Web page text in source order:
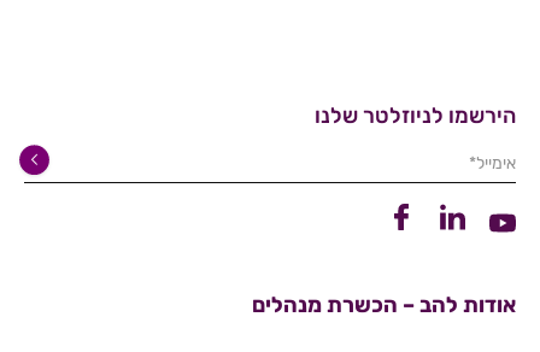
הירשמו לניוזלטר שלנו
אימייל*
קישור ליוטיובקישור ללינקדיןקישור לפייסבוק
אודות להב – הכשרת מנהלים